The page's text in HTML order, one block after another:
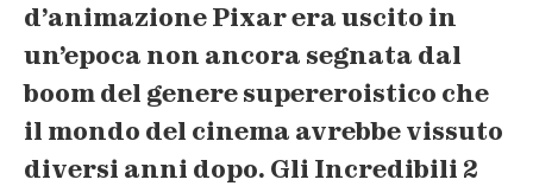
d’animazione Pixar era uscito in
un’epoca non ancora segnata dal
boom del genere supereroistico che
il mondo del cinema avrebbe vissuto
diversi anni dopo. Gli Incredibili 2